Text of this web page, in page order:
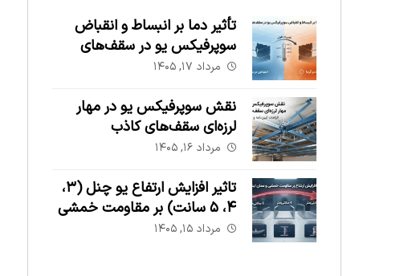
تأثیر دما بر انبساط و انقباض
سوپرفیکس یو در سقف‌های
بزرگمرداد ۱۷, ۱۴۰۵
نقش سوپرفیکس یو در مهار
لرزه‌ای سقف‌های کاذب
مرداد ۱۶, ۱۴۰۵
تاثیر افزایش ارتفاع یو چنل (۳،
۴، ۵ سانت) بر مقاومت خمشی
و ممان اینرسی
مرداد ۱۵, ۱۴۰۵